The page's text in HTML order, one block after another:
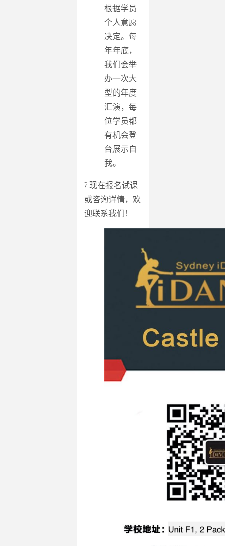
根据学员
个人意愿
决定。每
年年底，
我们会举
办一次大
型的年度
汇演，每
位学员都
有机会登
台展示自
我。
? 现在报名试课
或咨询详情，欢
迎联系我们！